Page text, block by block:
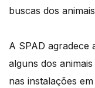
buscas dos
A SPAD agradece
alguns dos
nas instalações